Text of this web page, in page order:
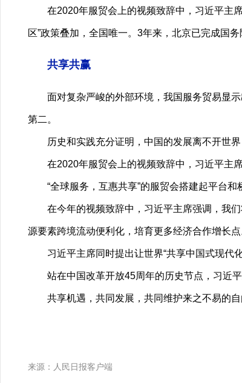
在2020年服贸会上的视频致辞中，习近平主席
区”政策叠加，全国唯一。3年来，北京已完成国
共享共赢
面对复杂严峻的外部环境，我国服务贸易显示
第二。
历史和实践充分证明，中国的发展离不开世界
在2020年服贸会上的视频致辞中，习近平主席
“全球服务，互惠共享”的服贸会搭建起平台和
在今年的视频致辞中，习近平主席强调，我们
源要素跨境流动便利化，培育更多经济合作增长点
习近平主席同时提出让世界“共享中国式现代化
站在中国改革开放45周年的历史节点，习近平
共享机遇，共同发展，共同维护来之不易的自
来源：人民日报客户端